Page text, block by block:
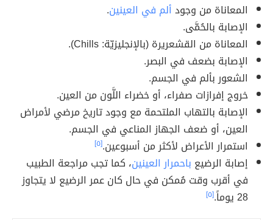
المعاناة من وجودألم في العينين.
الإصابة بالحُمَّى.
المعاناة من القشعريرة (بالإنجليزيّة: Chills).
الإصابة بضعف في البصر.
الشعور بألم في الجسم.
خروج إفرازات صفراء، أو خضراء اللَّون من العين.
الإصابة بالتهاب الملتحمة مع وجود تاريخ مرضي لأمراض
العين، أو ضعف الجهاز المناعي في الجسم.
استمرار الأعراض لأكثر من أسبوعين.[٥]
إصابة الرضيع باحمرار العينين، كما تجب مراجعة الطبيب
في أقرب وقت مُمكن في حال كان عمر الرضيع لا يتجاوز
28 يوماً.
[٥]